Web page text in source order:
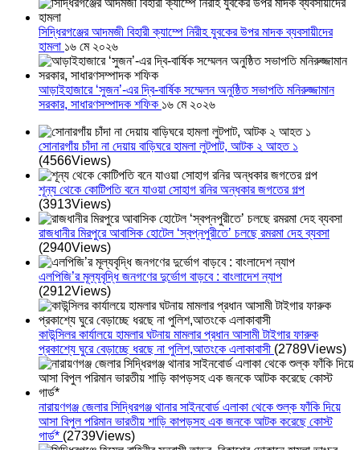
সিদ্ধিরগঞ্জের আদমজী বিহারী ক্যাম্পে নিরীহ যুবকের উপর মাদক ব্যবসায়ীদের
হামলা ১৬ মে ২০২৬
আড়াইহাজারে ‘সুজন’-এর দ্বি-বার্ষিক সম্মেলন অনুষ্ঠিত সভাপতি মনিরুজ্জামান
সরকার, সাধারণসম্পাদক শফিক ১৬ মে ২০২৬
সোনারগাঁয় চাঁদা না দেয়ায় বাড়িঘরে হামলা লুটপাট, আটক ২ আহত ১
(4566Views)
শূন্য থেকে কোটিপতি বনে যাওয়া সোহাগ রনির অন্ধকার জগতের গল্প
(3913Views)
রাজধানীর মিরপুরে আবাসিক হোটেল ‘স্বপ্নপুরীতে’ চলছে রমরমা দেহ ব্যবসা
(2940Views)
এলপিজি’র মূল্যবৃদ্ধি জনগণের দুর্ভোগ বাড়বে : বাংলাদেশ ন্যাপ
(2912Views)
কাউন্সিলর কার্যালয়ে হামলার ঘটনায় মামলার প্রধান আসামী টাইগার ফারুক
প্রকাশ্যে ঘুরে বেড়াচ্ছে ধরছে না পুলিশ,আতংকে এলাকাবাসী (2789Views)
নারায়ণগঞ্জ জেলার সিদ্ধিরগঞ্জ থানার সাইনবোর্ড এলাকা থেকে শুল্ক ফাঁকি দিয়ে
আসা বিপুল পরিমান ভারতীয় শাড়ি কাপড়সহ এক জনকে আটক করেছে কোস্ট
গার্ড* (2739Views)